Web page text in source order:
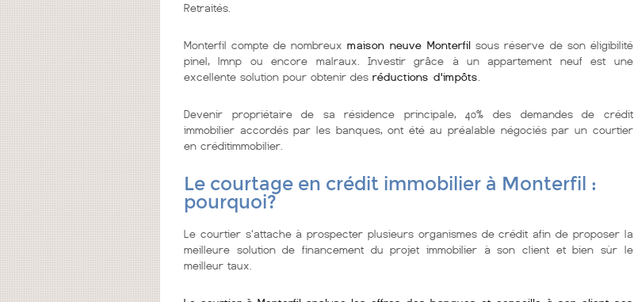
Retraités.
Monterfil compte de nombreuxmaison neuve Monterfil sous réserve de son éligibilité
pinel, lmnp ou encore malraux. Investir grâce à un appartement neuf est une
excellente solution pour obtenir des réductions d'impôts
Devenir propriétaire de sa résidence principale, 40% des demandes de crédit
immobilier accordés par les banques, ont été au préalable négociés par un courtier
en créditimmobilier.
Le courtage en crédit immobilier à Monterfil :
pourquoi?
Le courtier s'attache à prospecter plusieurs organismes de crédit afin de proposer la
meilleure solution de financement du projet immobilier à son client et bien sùr le
meilleur taux.